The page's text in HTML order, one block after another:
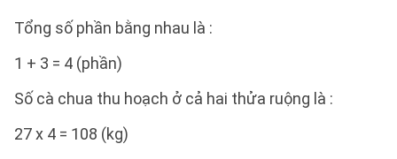
Tổng số phần bằng nhau là :
1 + 3 = 4 (phần)
Số cà chua thu hoạch ở cả hai thửa ruộng là :
27 x 4 = 108 (kg)